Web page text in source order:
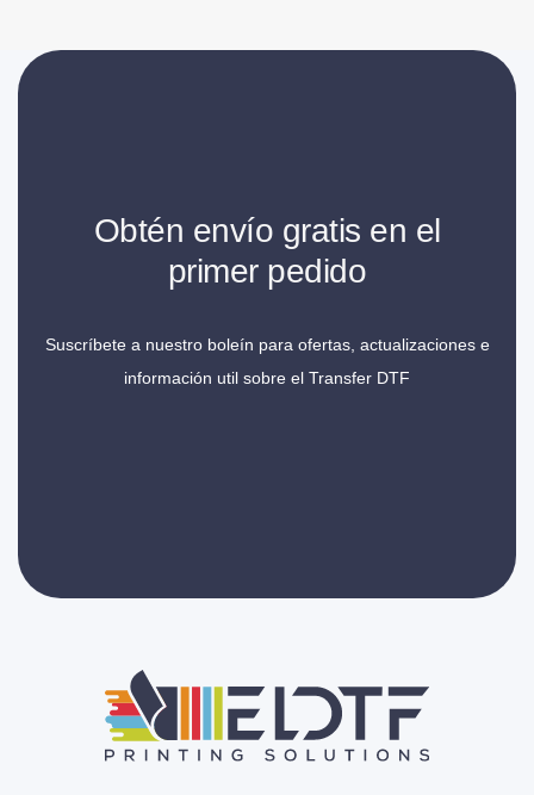
Obtén envío gratis en el
primer pedido
Suscríbete a nuestro boleín para ofertas, actualizaciones e
información util sobre el Transfer DTF